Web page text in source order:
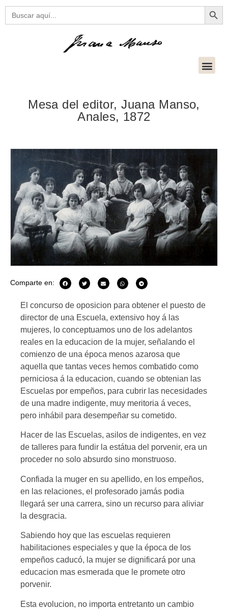
Buscar:
Mesa del editor, Juana Manso,
Anales, 1872
Comparte en:
El concurso de oposicion para obtener el puesto de
director de una Escuela, extensivo hoy á las
mujeres, lo conceptuamos uno de los adelantos
reales en la educacion de la mujer, señalando el
comienzo de una época menos azarosa que
aquella que tantas veces hemos combatido como
perniciosa á la educacion, cuando se obtenian las
Escuelas por empeños, para cubrir las necesidades
de una madre indigente, muy meritoria á veces,
pero inhábil para desempeñar su cometido.
Hacer de las Escuelas, asilos de indigentes, en vez
de talleres para fundir la estátua del porvenir, era un
proceder no solo absurdo sino monstruoso.
Confiada la muger en su apellido, en los empeños,
en las relaciones, el profesorado jamás podia
llegará ser una carrera, sino un recurso para aliviar
la desgracia.
Sabiendo hoy que las escuelas requieren
habilitaciones especiales y que la época de los
empeños caducó, la mujer se dignificará por una
educacion mas esmerada que le promete otro
porvenir.
Esta evolucion, no importa entretanto un cambio